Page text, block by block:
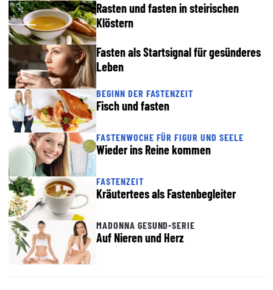
Rasten und fasten in steirischen
Klöstern
Fasten als Startsignal für gesünderes
Leben
BEGINN DER FASTENZEIT
Fisch und fasten
FASTENWOCHE FÜR FIGUR UND SEELE
Wieder ins Reine kommen
FASTENZEIT
Kräutertees als Fastenbegleiter
MADONNA GESUND-SERIE
Auf Nieren und Herz